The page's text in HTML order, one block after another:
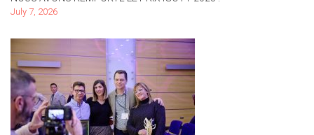
July 7, 2026